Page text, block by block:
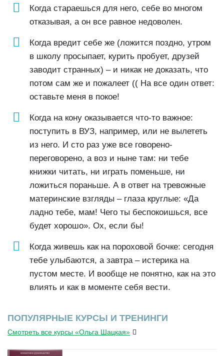
Когда стараешься для него, себе во многом
отказывая, а он все равное недоволен.
Когда вредит себе же (ложится поздно, утром
в школу просыпает, курить пробует, друзей
заводит странных) – и никак не доказать, что
потом сам же и пожалеет (( На все один ответ:
оставьте меня в покое!
Когда на кону оказывается что-то важное:
поступить в ВУЗ, например, или не вылететь
из него. И сто раз уже все говорено-
переговорено, а воз и ныне там: ни тебе
книжки читать, ни играть поменьше, ни
ложиться пораньше. А в ответ на тревожные
материнские взгляды – глаза круглые: «Да
ладно тебе, мам! Чего ты беспокоишься, все
будет хорошо». Ох, если бы!
Когда живешь как на пороховой бочке: сегодня
тебе улыбаются, а завтра – истерика на
пустом месте. И вообще не понятно, как на это
влиять и как в моменте себя вести.
ПОПУЛЯРНЫЕ КУРСЫ И ТРЕНИНГИ
Смотреть все курсы «Ольга Шацкая»